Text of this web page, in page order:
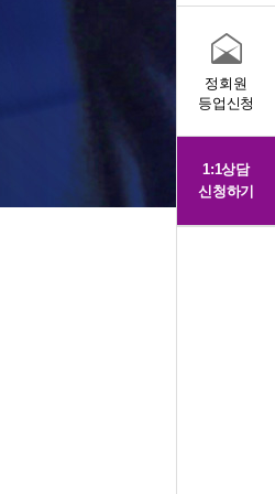
정회원
등업신청
1:1상담
신청하기